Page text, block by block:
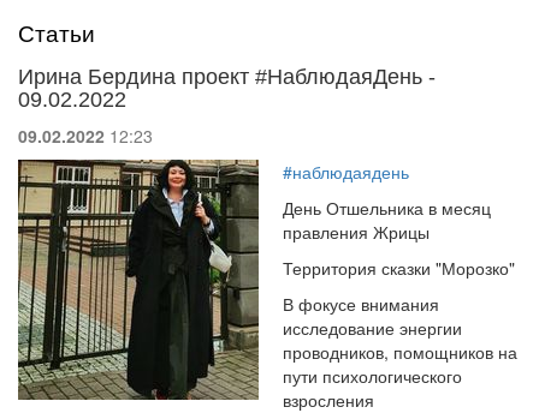
Статьи
Ирина Бердина проект #НаблюдаяДень -
09.02.2022
09.02.2022 12:23
#наблюдаядень
День Отшельника в месяц
правления Жрицы
Территория сказки "Морозко"
В фокусе внимания
исследование энергии
проводников, помощников на
пути психологического
взросления